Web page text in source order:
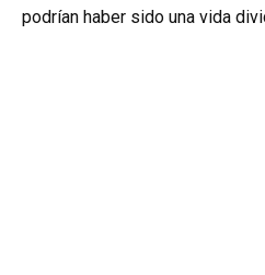
podrían haber sido una vida